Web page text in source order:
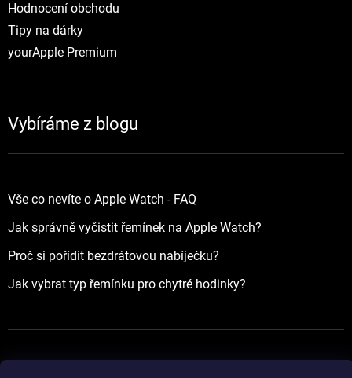
Hodnocení obchodu
Tipy na dárky
yourApple Premium
Vybíráme z blogu
Vše co nevíte o Apple Watch - FAQ
Jak správně vyčistit řemínek na Apple Watch?
Proč si pořídit bezdrátovou nabíječku?
Jak vybrat typ řemínku pro chytré hodinky?